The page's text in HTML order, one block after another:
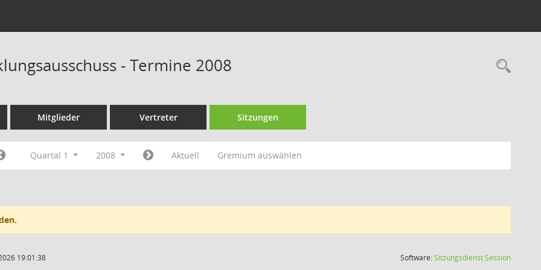
- Termine 2008
Mitglieder Vertreter Sitzungen
Quartal 1 2008 Aktuell Gremium auswählen
19:01:38 Software:SitzungsdienstSession(Wird in